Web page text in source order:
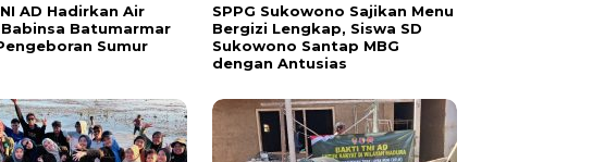
AD Hadirkan Air
Batumarmar
Sumur
SPPG Sukowono Sajikan Menu
Bergizi Lengkap, Siswa SD
Sukowono Santap MBG
dengan Antusias